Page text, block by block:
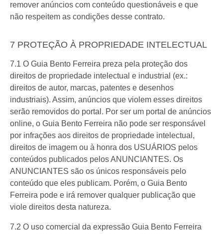
remover anúncios com conteúdo questionáveis e que
não respeitem as condições desse contrato.
7 PROTEÇÃO À PROPRIEDADE INTELECTUAL
7.1 O Guia Bento Ferreira preza pela proteção dos
direitos de propriedade intelectual e industrial (ex.:
direitos de autor, marcas, patentes e desenhos
industriais). Assim, anúncios que violem esses direitos
serão removidos do portal. Por ser um portal de anúncios
online, o Guia Bento Ferreira não pode ser responsável
por infrações aos direitos de propriedade intelectual,
direitos de imagem ou à honra dos USUÁRIOS pelos
conteúdos publicados pelos ANUNCIANTES. Os
ANUNCIANTES são os únicos responsáveis pelo
conteúdo que eles publicam. Porém, o Guia Bento
Ferreira pode e irá remover qualquer publicação que
viole direitos desta natureza.
7.2 O uso comercial da expressão Guia Bento Ferreira